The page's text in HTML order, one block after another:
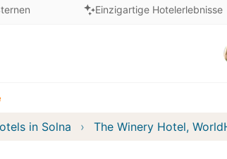
Einzigartige Hotelerlebnisse
in Solna The Winery Hotel,